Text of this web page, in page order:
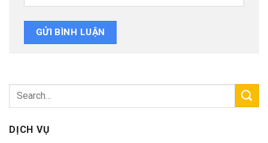
DỊCH VỤ